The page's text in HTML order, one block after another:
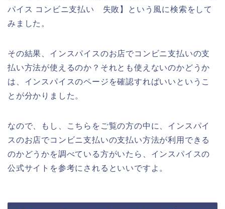
パイス コンビニ支払い 失敗】という風に検索をして
みました。
その結果、インスパイスのお店でコンビニ支払いの支
払い方法が使えるのか？それとも使えないのかどうか
は、インスパイスのページを確認すればいいというこ
とが分かりました。
なので、もし、こちらをご覧の方の中に、インスパイ
スのお店でコンビニ支払いの支払い方法が利用できる
のかどうかを調べている方がいたら、インスパイスの
公式サイトを参考にされるといいですよ。